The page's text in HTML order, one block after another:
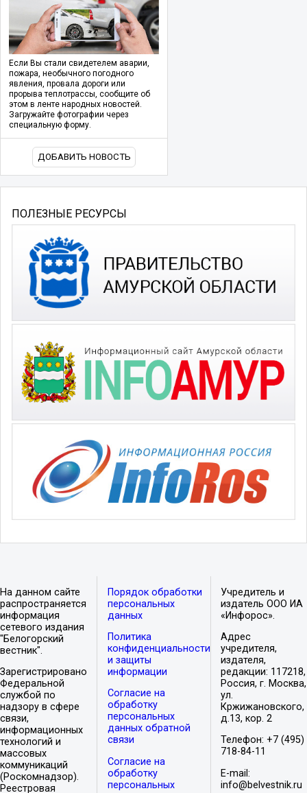
Если Вы стали свидетелем аварии,
пожара, необычного погодного
явления, провала дороги или
прорыва теплотрассы, сообщите об
этом в ленте народных новостей.
Загружайте фотографии через
специальную форму.
ДОБАВИТЬ НОВОСТЬ
ПОЛЕЗНЫЕ РЕСУРСЫ
На данном сайте
распространяется
информация
сетевого издания
"Белогорский
вестник".
Зарегистрировано
Федеральной
службой по
надзору в сфере
связи,
информационных
технологий и
массовых
коммуникаций
(Роскомнадзор).
Реестровая
Порядок обработки
персональных
данных
Политика
конфиденциальности
и защиты
информации
Согласие на
обработку
персональных
данных обратной
связи
Согласие на
обработку
персональных
Учредитель и
издатель ООО ИА
«Инфорос».
Адрес
учредителя,
издателя,
редакции: 117218,
Россия, г. Москва,
ул.
Кржижановского,
д.13, кор. 2
Телефон: +7 (495)
718-84-11
E-mail:
info@belvestnik.ru